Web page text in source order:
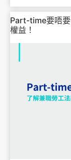
Part-time要唔
權益！